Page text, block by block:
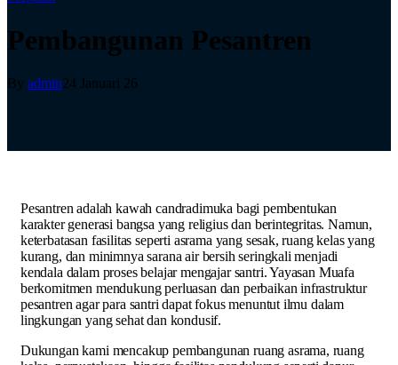
Pembangunan Pesantren
By admin24 Januari 26
Pesantren adalah kawah candradimuka bagi pembentukan
karakter generasi bangsa yang religius dan berintegritas. Namun,
keterbatasan fasilitas seperti asrama yang sesak, ruang kelas yang
kurang, dan minimnya sarana air bersih seringkali menjadi
kendala dalam proses belajar mengajar santri. Yayasan Muafa
berkomitmen mendukung perluasan dan perbaikan infrastruktur
pesantren agar para santri dapat fokus menuntut ilmu dalam
lingkungan yang sehat dan kondusif.
Dukungan kami mencakup pembangunan ruang asrama, ruang